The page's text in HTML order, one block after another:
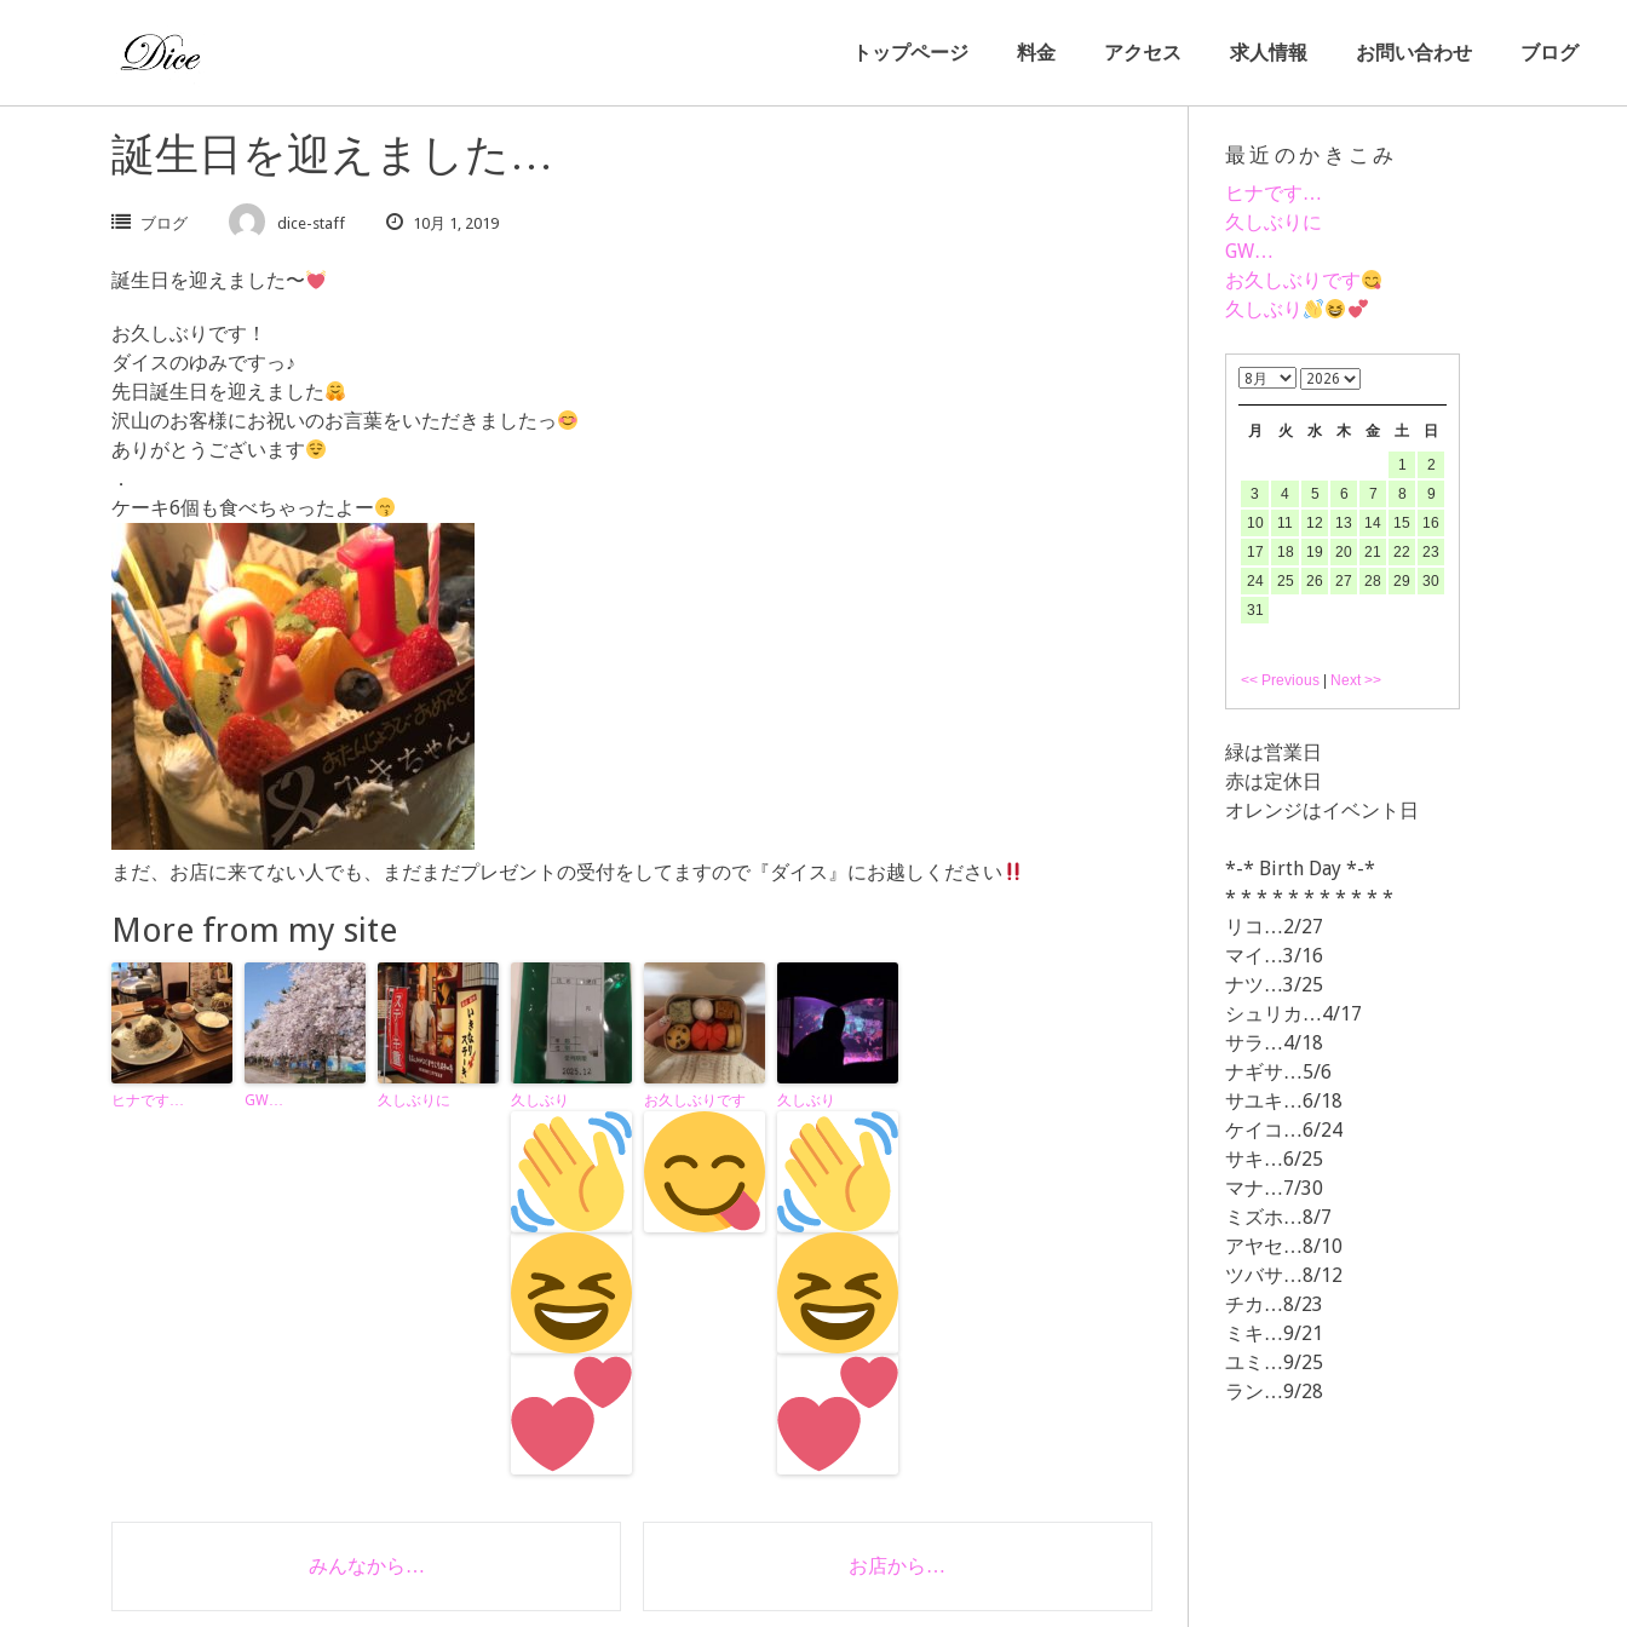
トップページ 料金 アクセス 求人情報 お問い合わせ ブログ
誕生日を迎えました…
ブログ dice-staff 10月 1, 2019
誕生日を迎えました〜
お久しぶりです！
ダイスのゆみですっ♪
先日誕生日を迎えました
沢山のお客様にお祝いのお言葉をいただきましたっ
ありがとうございます
．
ケーキ6個も食べちゃったよー
まだ、お店に来てない人でも、まだまだプレゼントの受付をしてますので『ダイス』にお越しください
More from my site
ヒナです… GW… 久しぶりに 久しぶり お久しぶりです 久しぶり
みんなから… お店から…
最近のかきこみ
ヒナです…
久しぶりに
GW…
お久しぶりです
久しぶり
月 火 水 木 金 土 日
<< Previous Next >>
1
2
3
4 5 6 7 8
9
10
11 12 13 14 15
16
17
18 19 20 21 22
23
24
25 26 27 28 29
30
31
緑は営業日
赤は定休日
オレンジはイベント日
*-* Birth Day *-*
* * * * * * * * * * *
リコ…2/27
マイ…3/16
ナツ…3/25
シュリカ…4/17
サラ…4/18
ナギサ…5/6
サユキ…6/18
ケイコ…6/24
サキ…6/25
マナ…7/30
ミズホ…8/7
アヤセ…8/10
ツバサ…8/12
チカ…8/23
ミキ…9/21
ユミ…9/25
ラン…9/28